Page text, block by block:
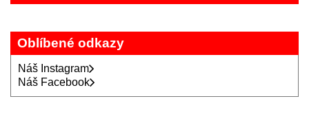
Oblíbené odkazy
Náš Instagram
Náš Facebook